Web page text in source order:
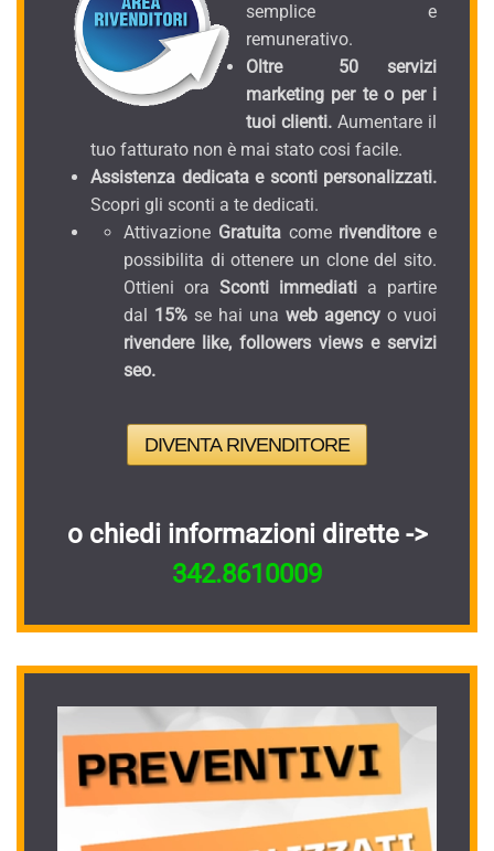
semplice e
remunerativo.
Oltre 50 servizi
marketing per te o per i
tuoi clienti. Aumentare il
tuo fatturato non è mai stato cosi facile.
Assistenza dedicata e sconti personalizzati.
Scopri gli sconti a te dedicati.
Attivazione Gratuitacomerivenditoree
possibilita di ottenere un clone del sito.
Ottieni ora Sconti immediati a partire
dal 15% se hai una web agency o vuoi
rivendere like, followers views e servizi
seo.
DIVENTA RIVENDITORE
o chiedi informazioni dirette ->
342.8610009